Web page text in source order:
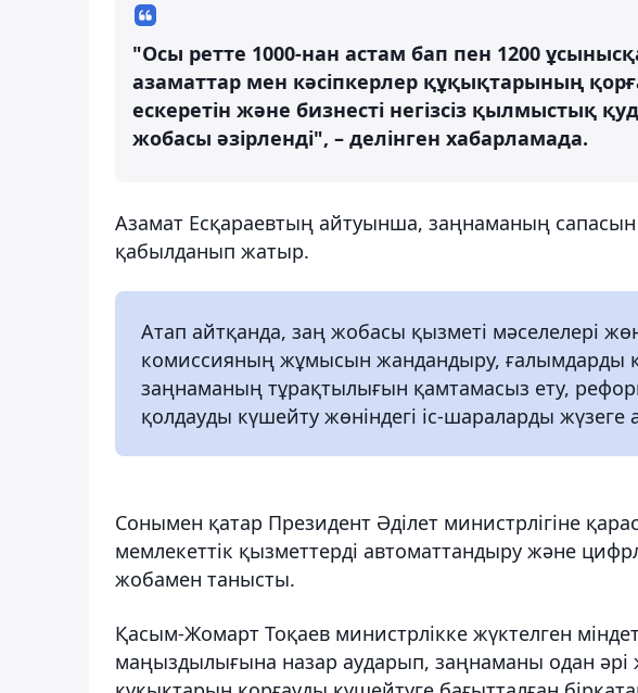
"Осы ретте 1000-нан астам бап пен 1200
азаматтар мен кәсіпкерлер құқықтарының
ескеретін және бизнесті негізсіз қылмыстық
жобасы әзірленді", – делінген хабарламада.
Азамат Есқараевтың айтуынша, заңнаманың
қабылданып жатыр.
Атап айтқанда, заң жобасы қызметі мәселелері
комиссияның жұмысын жандандыру, ғалымдарды
заңнаманың тұрақтылығын қамтамасыз ету,
қолдауды күшейту жөніндегі іс-шараларды жүзеге
Сонымен қатар Президент Әділет министрлігіне
мемлекеттік қызметтерді автоматтандыру және
жобамен танысты.
Қасым-Жомарт Тоқаев министрлікке жүктелген
маңыздылығына назар аударып, заңнаманы одан әрі